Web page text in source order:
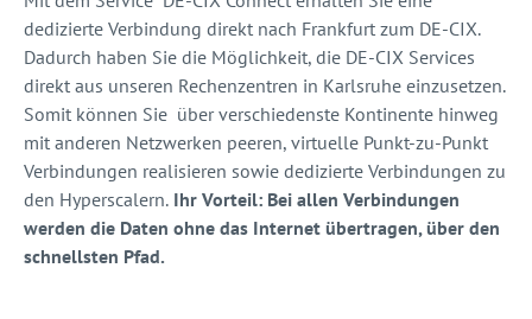
dedizierte Verbindung direkt nach Frankfurt zum DE-CIX.
Dadurch haben Sie die Möglichkeit, die DE-CIX Services
direkt aus unseren Rechenzentren in Karlsruhe einzusetzen.
Somit können Sie über verschiedenste Kontinente hinweg
mit anderen Netzwerken peeren, virtuelle Punkt-zu-Punkt
Verbindungen realisieren sowie dedizierte Verbindungen zu
den Hyperscalern. Ihr Vorteil: Bei allen Verbindungen
werden die Daten ohne das Internet übertragen, über den
schnellsten Pfad.